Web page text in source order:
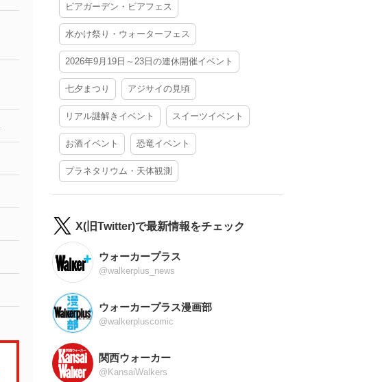
ビアガーデン・ビアフェス
水かけ祭り・ウォーターフェス
2026年9月19日～23日の連休開催イベント
七夕まつり アジサイの見頃
リアル謎解きイベント スイーツイベント
お酒イベント 恐竜イベント
プラネタリウム・天体観測
X(旧Twitter)で最新情報をチェック
ウォーカープラス
@walkerplus_news
ウォーカープラス漫画部
@walkerpluscomic
関西ウォーカー
@KansaiWalkers